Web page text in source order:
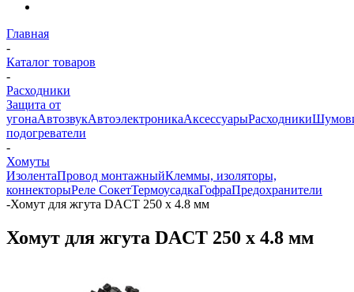
Главная
-
Каталог товаров
-
Расходники
Защита от
угонаАвтозвукАвтоэлектроникаАксессуарыРасходники
подогреватели
-
Хомуты
ИзолентаПровод монтажныйКлеммы, изоляторы,
коннекторыРеле СокетТермоусадкаГофраПредохранители
-Хомут для жгута DACT 250 х 4.8 мм
Хомут для жгута DACT 250 х 4.8 мм